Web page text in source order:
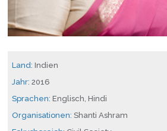
Land:Indien
Jahr:2016
Sprachen:Englisch, Hindi
Organisationen:Shanti Ashram